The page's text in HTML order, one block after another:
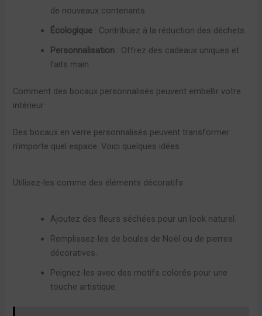
de nouveaux contenants.
Écologique : Contribuez à la réduction des déchets.
Personnalisation : Offrez des cadeaux uniques et
faits main.
Comment des bocaux personnalisés peuvent embellir votre
intérieur
Des bocaux en verre personnalisés peuvent transformer
n’importe quel espace. Voici quelques idées :
Utilisez-les comme des éléments décoratifs :
Ajoutez des fleurs séchées pour un look naturel.
Remplissez-les de boules de Noël ou de pierres
décoratives.
Peignez-les avec des motifs colorés pour une
touche artistique.